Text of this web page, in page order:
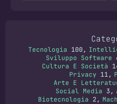
Tecnologia 100
Sviluppo Software
Cultura E Società
Privacy 11
Arte E
Social Media 3
Biotecnologia 2